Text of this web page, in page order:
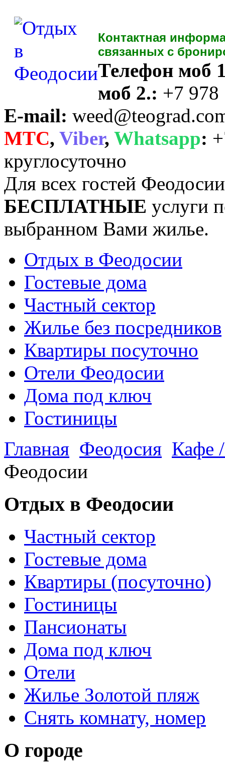
Контактная
связанных с
Телефон моб
моб 2.: +7 978
E-mail:
MTC, Viber, Whatsapp:
круглосуточно
Для всех гостей
БЕСПЛАТНЫЕ услуги
выбранном Вами жилье.
Отдых в Феодосии
Гостевые дома
Частный сектор
Жилье без посредников
Квартиры посуточно
Отели Феодосии
Дома под ключ
Гостиницы
Главная Феодосия Кафе
Феодосии
Отдых в Феодосии
Частный сектор
Гостевые дома
Квартиры (посуточно)
Гостиницы
Пансионаты
Дома под ключ
Отели
Жилье Золотой пляж
Снять комнату, номер
О городе